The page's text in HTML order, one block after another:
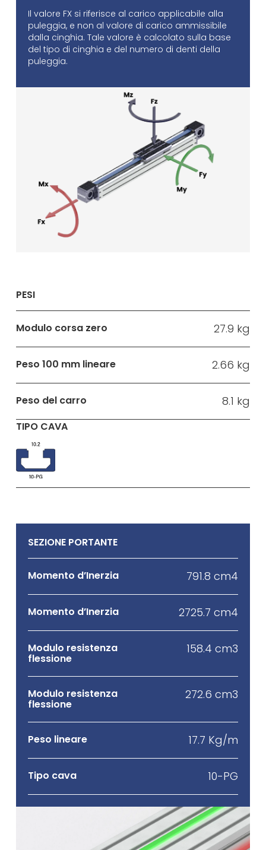
Il valore FX si riferisce al carico applicabile alla
puleggia, e non al valore di carico ammissibile
dalla cinghia. Tale valore è calcolato sulla base
del tipo di cinghia e del numero di denti della
puleggia.
PESI
Modulo corsa zero 27.9 kg
Peso 100 mm lineare 2.66 kg
Peso del carro 8.1 kg
TIPO CAVA
SEZIONE PORTANTE
Momento d’Inerzia 791.8 cm4
Momento d’Inerzia 2725.7 cm4
Modulo resistenza
flessione
158.4 cm3
Modulo resistenza
flessione
272.6 cm3
Peso lineare 17.7 Kg/m
Tipo cava 10-PG